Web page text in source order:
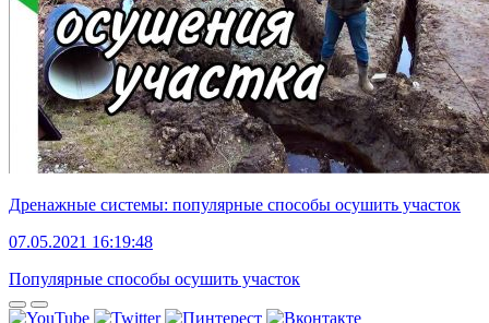
Дренажные системы: популярные способы осушить участок
07.05.2021 16:19:48
Популярные способы осушить участок